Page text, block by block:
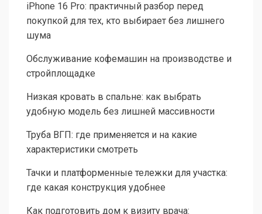
iPhone 16 Pro: практичный разбор перед
покупкой для тех, кто выбирает без лишнего
шума
Обслуживание кофемашин на производстве и
стройплощадке
Низкая кровать в спальне: как выбрать
удобную модель без лишней массивности
Труба ВГП: где применяется и на какие
характеристики смотреть
Тачки и платформенные тележки для участка:
где какая конструкция удобнее
Как подготовить дом к визиту врача: